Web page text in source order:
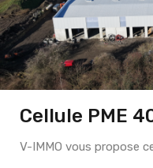
Cellule PME
V-IMMO vous propose